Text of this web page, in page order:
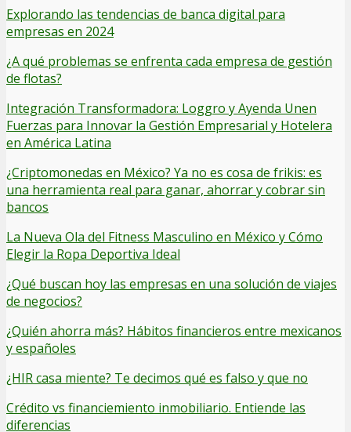
Explorando las tendencias de banca digital para
empresas en 2024
¿A qué problemas se enfrenta cada empresa de gestión
de flotas?
Integración Transformadora: Loggro y Ayenda Unen
Fuerzas para Innovar la Gestión Empresarial y Hotelera
en América Latina
¿Criptomonedas en México? Ya no es cosa de frikis: es
una herramienta real para ganar, ahorrar y cobrar sin
bancos
La Nueva Ola del Fitness Masculino en México y Cómo
Elegir la Ropa Deportiva Ideal
¿Qué buscan hoy las empresas en una solución de viajes
de negocios?
¿Quién ahorra más? Hábitos financieros entre mexicanos
y españoles
¿HIR casa miente? Te decimos qué es falso y que no
Crédito vs financiemiento inmobiliario. Entiende las
diferencias